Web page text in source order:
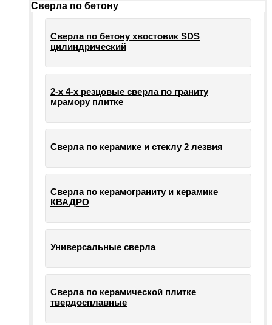
Сверла по бетону
Сверла по бетону хвостовик SDS
цилиндрический
2-х 4-х резцовые сверла по граниту
мрамору плитке
Сверла по керамике и стеклу 2 лезвия
Сверла по керамограниту и керамике
КВАДРО
Универсальные сверла
Сверла по керамической плитке
твердосплавные